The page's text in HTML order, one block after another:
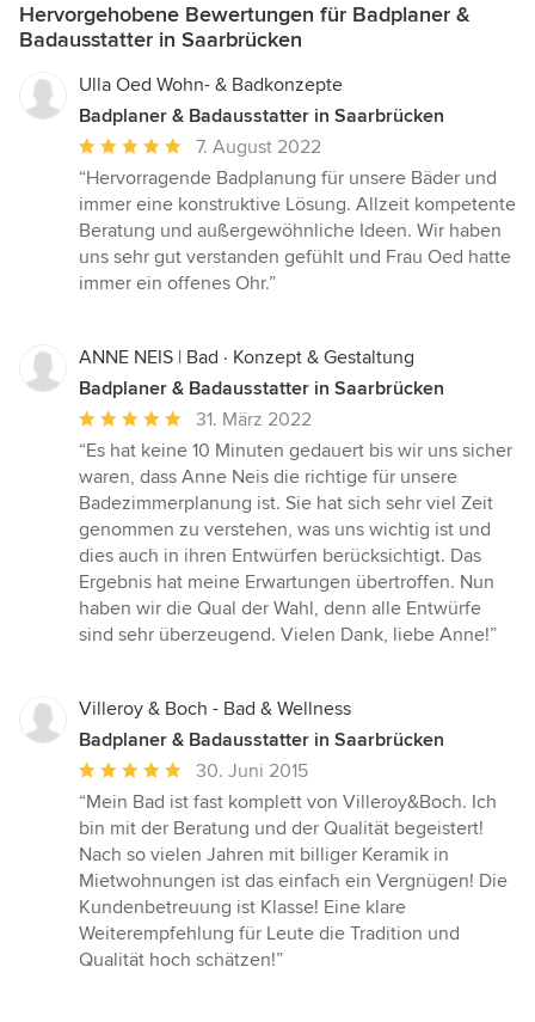
Hervorgehobene Bewertungen für Badplaner &
Badausstatter in Saarbrücken
Ulla Oed Wohn- & Badkonzepte
Badplaner & Badausstatter in Saarbrücken
Durchschnittliche
Bewertung:
5
von
5
Sternen
7. August 2022
“Hervorragende Badplanung für unsere Bäder und
immer eine konstruktive Lösung. Allzeit kompetente
Beratung und außergewöhnliche Ideen. Wir haben
uns sehr gut verstanden gefühlt und Frau Oed hatte
immer ein offenes Ohr.”
ANNE NEIS | Bad · Konzept & Gestaltung
Badplaner & Badausstatter in Saarbrücken
Durchschnittliche
Bewertung:
5
von
5
Sternen
31. März 2022
“Es hat keine 10 Minuten gedauert bis wir uns sicher
waren, dass Anne Neis die richtige für unsere
Badezimmerplanung ist. Sie hat sich sehr viel Zeit
genommen zu verstehen, was uns wichtig ist und
dies auch in ihren Entwürfen berücksichtigt. Das
Ergebnis hat meine Erwartungen übertroffen. Nun
haben wir die Qual der Wahl, denn alle Entwürfe
sind sehr überzeugend. Vielen Dank, liebe Anne!”
Villeroy & Boch - Bad & Wellness
Badplaner & Badausstatter in Saarbrücken
Durchschnittliche
Bewertung:
5
von
5
Sternen
30. Juni 2015
“Mein Bad ist fast komplett von Villeroy&Boch. Ich
bin mit der Beratung und der Qualität begeistert!
Nach so vielen Jahren mit billiger Keramik in
Mietwohnungen ist das einfach ein Vergnügen! Die
Kundenbetreuung ist Klasse! Eine klare
Weiterempfehlung für Leute die Tradition und
Qualität hoch schätzen!”